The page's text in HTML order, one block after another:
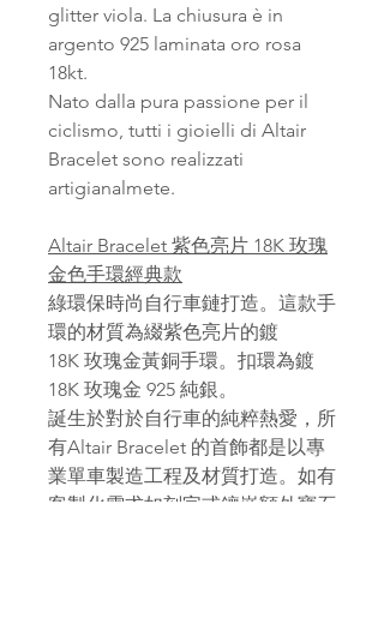
glitter viola. La chiusura è in
argento 925 laminata oro rosa
18kt.
Nato dalla pura passione per il
ciclismo, tutti i gioielli di Altair
Bracelet sono realizzati
artigianalmete.
Altair Bracelet 紫色亮片 18K 玫瑰
金色手環經典款
綠環保時尚自行車鏈打造。這款手
環的材質為綴紫色亮片的鍍
18K 玫瑰金黃銅手環。扣環為鍍
18K 玫瑰金 925 純銀。
誕生於對於自行車的純粹熱愛，所
有Altair Bracelet 的首飾都是以專
業單車製造工程及材質打造。如有
客製化需求如刻字或鑲嵌額外寶石